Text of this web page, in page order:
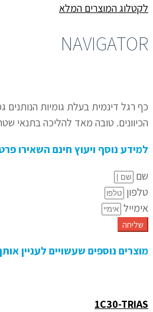
לקטלוג המוצרים המלא
NAVIGATOR
כף רגל דינמית בעלת גומיות הנותנים
הכיוונים. טובה מאד להליכה בתנאי
למידע נוסף ויעוץ חינם השאירו
שם
טלפון
אימייל
שליחה
מוצרים נוספים שעשויים לעניין
1C30-TRIAS